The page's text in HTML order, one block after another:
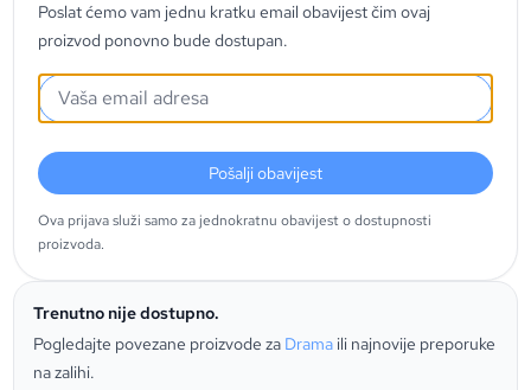
Poslat ćemo vam jednu kratku email obavijest čim ovaj
proizvod ponovno bude dostupan.
Pošalji obavijest
Ova prijava služi samo za jednokratnu obavijest o dostupnosti
proizvoda.
Trenutno nije dostupno.
Pogledajte povezane proizvode za Drama ili najnovije preporuke
na zalihi.